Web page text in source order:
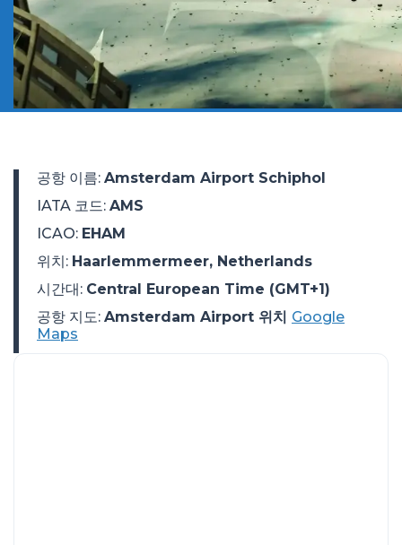
공항 이름: Amsterdam Airport Schiphol
IATA 코드: AMS
ICAO: EHAM
위치: Haarlemmermeer, Netherlands
시간대: Central European Time (GMT+1)
공항 지도: Amsterdam Airport 위치 Google
Maps